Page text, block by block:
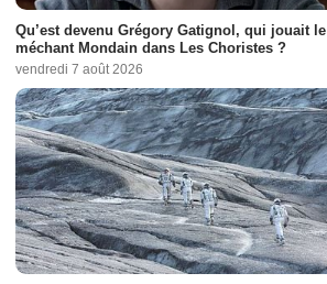
Qu’est devenu Grégory Gatignol, qui jouait le
méchant Mondain dans Les Choristes ?
vendredi 7 août 2026